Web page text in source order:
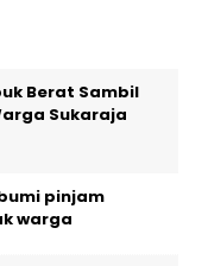
Berat Sambil
Sukaraja
pinjam
warga